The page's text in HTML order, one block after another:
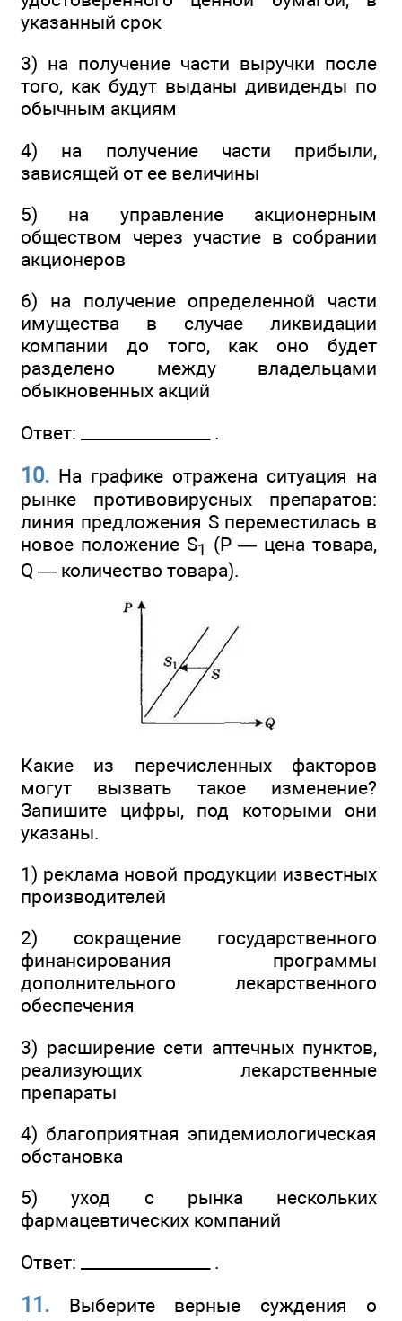
указанный срок
3) на получение части выручки после
того, как будут выданы дивиденды по
обычным акциям
4) на получение части прибыли,
зависящей от ее величины
5) на управление акционерным
обществом через участие в собрании
акционеров
6) на получение определенной части
имущества в случае ликвидации
компании до того, как оно будет
разделено между владельцами
обыкновенных акций
Ответ: ________________ .
10. На графике отражена ситуация на
рынке противовирусных препаратов:
линия предложения S переместилась в
новое положение S1
(Р — цена товара,
Q — количество товара).
Какие из перечисленных факторов
могут вызвать такое изменение?
Запишите цифры, под которыми они
указаны.
1) реклама новой продукции известных
производителей
2) сокращение государственного
финансирования программы
дополнительного лекарственного
обеспечения
3) расширение сети аптечных пунктов,
реализующих лекарственные
препараты
4) благоприятная эпидемиологическая
обстановка
5) уход с рынка нескольких
фармацевтических компаний
Ответ: ________________ .
11. Выберите верные суждения о